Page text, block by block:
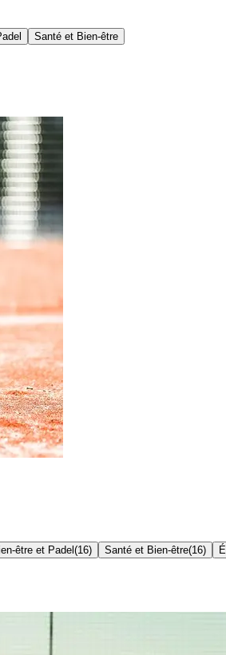
Santé et Bien-être
être et Padel (16) Santé et Bien-être(16)